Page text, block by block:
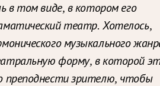
в том виде, в котором его
театр. Хотелось,
музыкального
форму, в которой
преподнести зрителю, чтобы